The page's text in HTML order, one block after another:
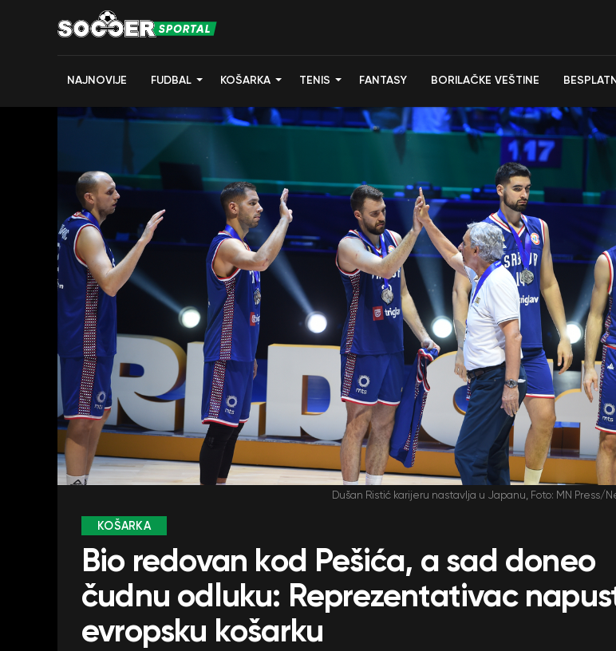
NAJNOVIJE FUDBAL KOŠARKA TENIS FANTASY BORILAČKE VEŠTINE
Dušan Ristić karijeru nastavlja u Japanu, Foto: MN Press/
KOŠARKA
Bio redovan kod Pešića, a sad doneo
čudnu odluku: Reprezentativac
evropsku košarku